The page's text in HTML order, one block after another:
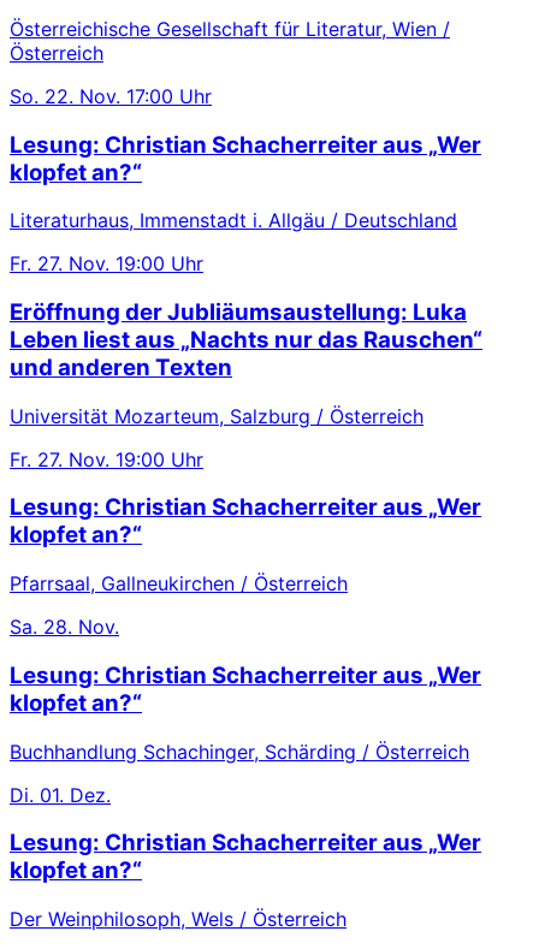
Österreichische Gesellschaft für Literatur, Wien /
Österreich
So. 22. Nov. 17:00 Uhr
Lesung: Christian Schacherreiter aus „Wer
klopfet an?“
Literaturhaus, Immenstadt i. Allgäu / Deutschland
Fr. 27. Nov. 19:00 Uhr
Eröffnung der Jubliäumsaustellung: Luka
Leben liest aus „Nachts nur das Rauschen“
und anderen Texten
Universität Mozarteum, Salzburg / Österreich
Fr. 27. Nov. 19:00 Uhr
Lesung: Christian Schacherreiter aus „Wer
klopfet an?“
Pfarrsaal, Gallneukirchen / Österreich
Sa. 28. Nov.
Lesung: Christian Schacherreiter aus „Wer
klopfet an?“
Buchhandlung Schachinger, Schärding / Österreich
Di. 01. Dez.
Lesung: Christian Schacherreiter aus „Wer
klopfet an?“
Der Weinphilosoph, Wels / Österreich